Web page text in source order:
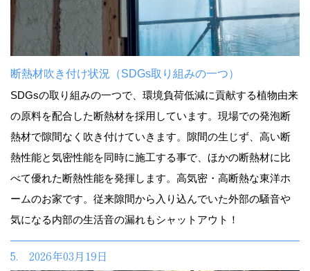
断熱材吹き付け状況（SDGs取り組みの一つ）
SDGsの取り組みの一つで、環境負荷低減に貢献する植物由来
の原料を配合した断熱材を採用しています。現場での発泡断
熱材で隙間なく吹き付けていきます。隙間の生じず、高い断
熱性能と気密性能を同時に施工する事で、ほかの断熱材に比
べて優れた断熱性能を発揮します。高気密・高断熱な東洋ホ
ームのお家です。従来隙間から入り込んでいた外部の騒音や
気になる内部の生活音の漏れもシャットアウト！
5. 2026年03月19日